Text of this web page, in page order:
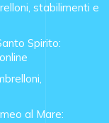
stabilimenti e
Spirito:
al Mare: